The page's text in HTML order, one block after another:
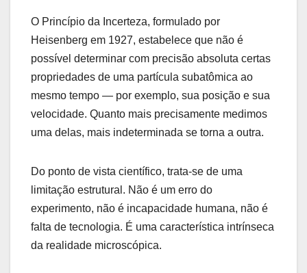
O Princípio da Incerteza, formulado por
Heisenberg em 1927, estabelece que não é
possível determinar com precisão absoluta certas
propriedades de uma partícula subatômica ao
mesmo tempo — por exemplo, sua posição e sua
velocidade. Quanto mais precisamente medimos
uma delas, mais indeterminada se torna a outra.
Do ponto de vista científico, trata-se de uma
limitação estrutural. Não é um erro do
experimento, não é incapacidade humana, não é
falta de tecnologia. É uma característica intrínseca
da realidade microscópica.